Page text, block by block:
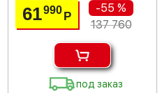
61990 Р
-55 %
137 760
под заказ